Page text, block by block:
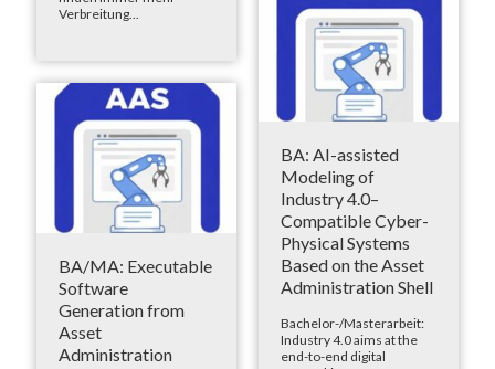
Verbreitung...
BA: AI-assisted
Modeling of
Industry 4.0–
Compatible Cyber-
Physical Systems
Based on the Asset
Administration Shell
Bachelor-/Masterarbeit:
Industry 4.0 aims at the
end-to-end digital
BA/MA: Executable
Software
Generation from
Asset
Administration